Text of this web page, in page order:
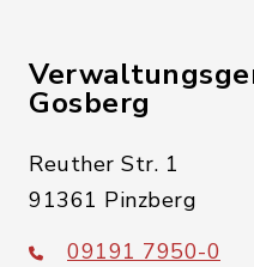
Gosberg
Reuther Str. 1
91361 Pinzberg
09191 7950-0